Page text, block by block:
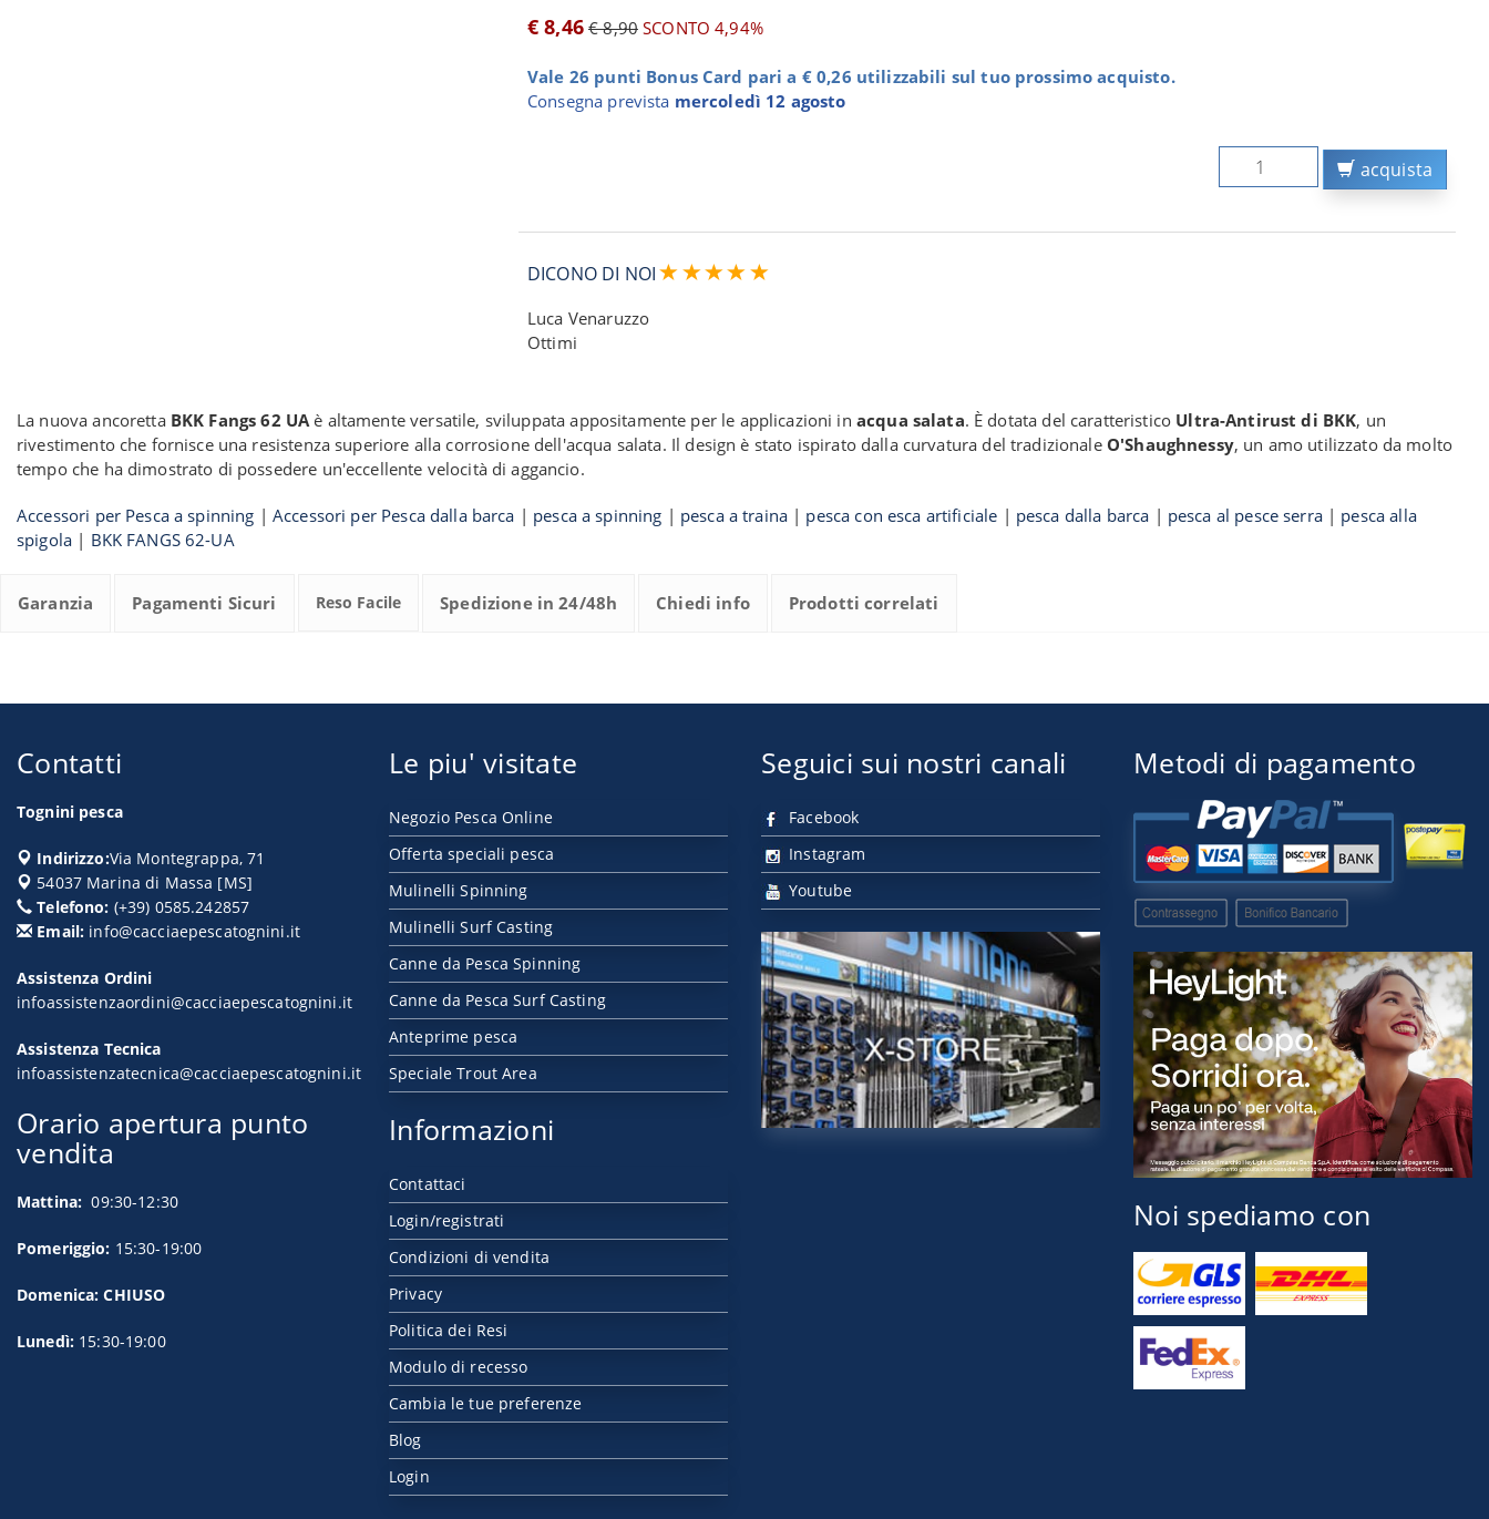
€ 8,46 € 8,90SCONTO 4,94%
Vale 26 punti Bonus Card pari a € 0,26 utilizzabili sul tuo prossimo acquisto.
Consegna prevista mercoledì 12 agosto
acquista
DICONO DI NOI
Luca Venaruzzo
Ottimi
La nuova ancoretta BKK Fangs 62 UAè altamente versatile, sviluppata appositamente per le applicazioni in acqua salata. È dotata del caratteristico Ultra-Antirust di BKK, un
rivestimento che fornisce una resistenza superiore alla corrosione dell'acqua salata. Il design è stato ispirato dalla curvatura del tradizionale O'Shaughnessy, un amo utilizzato da molto
tempo che ha dimostrato di possedere un'eccellente velocità di aggancio.
Accessori per Pesca a spinning | Accessori per Pesca dalla barca | pesca a spinning | pesca a traina | pesca con esca artificiale | pesca dalla barca | pesca al pesce serra| pesca alla
spigola | BKK FANGS 62-UA
Garanzia Pagamenti Sicuri Reso Facile Spedizione in 24/48h Chiedi info Prodotti correlati
Contatti
Tognini pesca
Indirizzo:Via Montegrappa, 71
54037 Marina di Massa [MS]
Telefono: (+39) 0585.242857
Email: info@cacciaepescatognini.it
Assistenza Ordini
infoassistenzaordini@cacciaepescatognini.it
Assistenza Tecnica
infoassistenzatecnica@cacciaepescatognini.it
Orario apertura punto
vendita
Mattina: 09:30-12:30
Pomeriggio: 15:30-19:00
Domenica: CHIUSO
Lunedì: 15:30-19:00
Le piu' visitate
Negozio Pesca Online
Offerta speciali pesca
Mulinelli Spinning
Mulinelli Surf Casting
Canne da Pesca Spinning
Canne da Pesca Surf Casting
Anteprime pesca
Speciale Trout Area
Informazioni
Contattaci
Login/registrati
Condizioni di vendita
Privacy
Politica dei Resi
Modulo di recesso
Cambia le tue preferenze
Blog
Login
Seguici sui nostri canali
Facebook
Instagram
Youtube
Metodi di pagamento
Noi spediamo con